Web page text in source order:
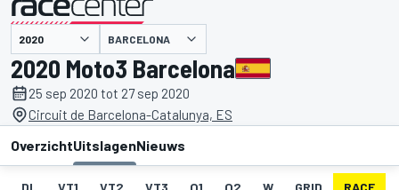
gepresenteerd door BARCELONA
2020 Moto3 Barcelona
25 sep 2020 tot 27 sep 2020
Circuit de Barcelona-Catalunya, ES
OverzichtUitslagenNieuws
DL VT1 VT2 VT3 Q1 Q2 W GRID RACE